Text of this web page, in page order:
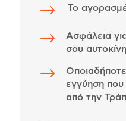
$ Το
$
Ασφάλεια
σου
$
εγγύηση που
από την